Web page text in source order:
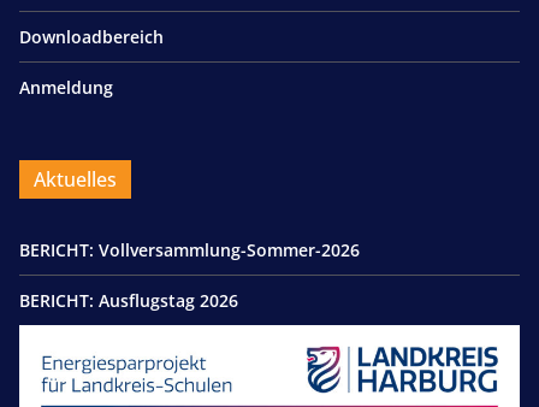
Downloadbereich
Anmeldung
Aktuelles
BERICHT: Vollversammlung-Sommer-2026
BERICHT: Ausflugstag 2026